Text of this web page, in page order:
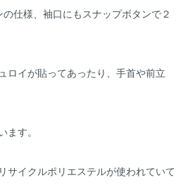
仕様、袖口にもスナップボタンで２
ロイが貼ってあったり、手首や前立
す。
サイクルポリエステルが使われていて